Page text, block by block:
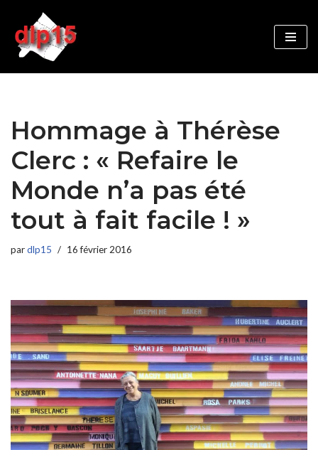
Aller
au
contenu
Hommage à Thérèse
Clerc : « Refaire le
Monde n’a pas été
tout à fait facile ! »
pardlp15 16 février 2016